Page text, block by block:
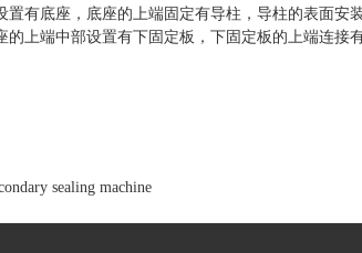
有底座，底座的上端固定有导柱，导柱的表面安
上端中部设置有下固定板，下固定板的上端连
sealing machine